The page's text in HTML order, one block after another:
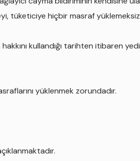
tüketiciye hiçbir masraf
kullandığı tarihten itibaren
yüklenmek zorundadır.